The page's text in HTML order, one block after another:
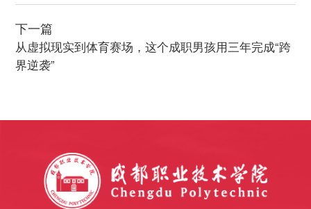
下一篇
从虚拟现实到体育赛场，这个成职男孩用三年完成“跨
界逆袭”